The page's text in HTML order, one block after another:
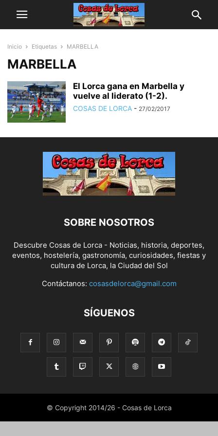
Inicio Etiquetas MARBELLA
MARBELLA
El Lorca gana en Marbella y
vuelve al liderato (1-2).
COSAS DE LORCA - 27/02/2017
SOBRE NOSOTROS
Descubre Cosas de Lorca - Noticias, historia, deportes,
eventos, hostelería, gastronomía, curiosidades, fiestas y
cultura de Lorca, la Ciudad del Sol
Contáctanos: cosasdelorca@gmail.com
SÍGUENOS
© Copyright 2014/26 - Cosas de Lorca